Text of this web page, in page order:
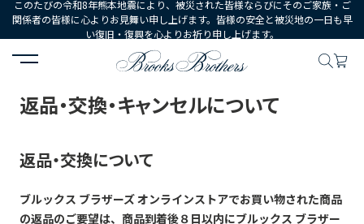
このたびの令和8年熊本地震により、被災された皆様ならびにそのご家族・ご
関係者の皆様に心よりお見舞い申し上げます。皆様の安全と被災地の一日も早
い復旧・復興を心よりお祈り申し上げます。
HOME ご利用ガイド 返品・交換・キャンセルについて
返品・交換・キャンセルについて
返品・交換について
ブルックス ブラザーズ オンラインストアでお買い物された商品
の返品のご要望は、 商品到着後８日以内にブルックス ブラザー